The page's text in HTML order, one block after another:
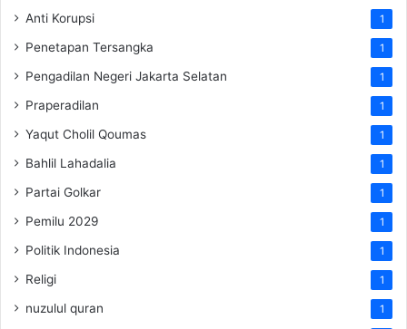
Anti Korupsi 1
Penetapan Tersangka 1
Pengadilan Negeri Jakarta Selatan 1
Praperadilan 1
Yaqut Cholil Qoumas 1
Bahlil Lahadalia 1
Partai Golkar 1
Pemilu 2029 1
Politik Indonesia 1
Religi 1
nuzulul quran 1